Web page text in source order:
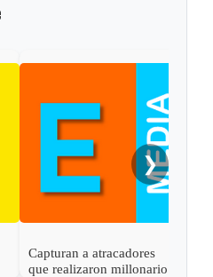
Capturan a atracadores
que realizaron millonario
❯